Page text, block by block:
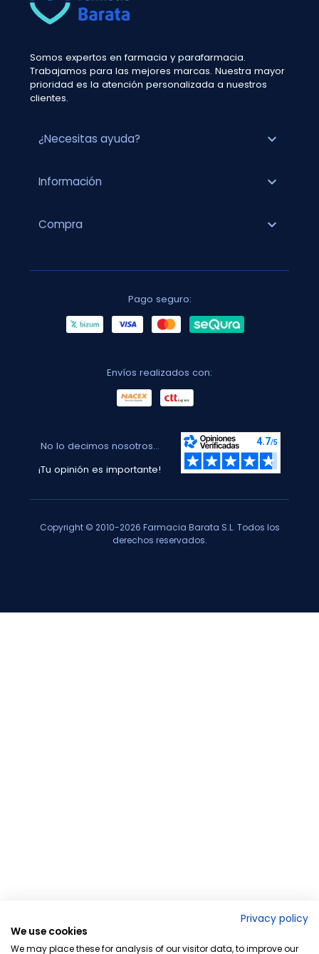
Somos expertos en farmacia y parafarmacia.
Trabajamos para las mejores marcas. Nuestra mayor
prioridad es la atención personalizada a nuestros
clientes.
¿Necesitas ayuda? expand_more
Información expand_more
Compra expand_more
Pago seguro:
Envíos realizados con:
No lo decimos nosotros...
¡Tu opinión es importante!
Copyright © 2010-2026 Farmacia Barata S.L. Todos los
derechos reservados.
Privacy policy
We use cookies
We may place these for analysis of our visitor data, to improve our